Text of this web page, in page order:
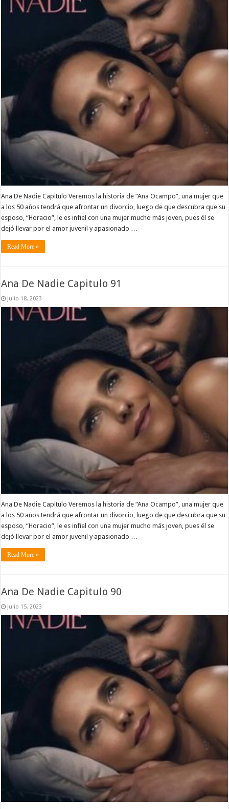
Ana De Nadie Capitulo Veremos la historia de “Ana Ocampo”, una mujer que
a los 50 años tendrá que afrontar un divorcio, luego de que descubra que su
esposo, “Horacio”, le es infiel con una mujer mucho más joven, pues él se
dejó llevar por el amor juvenil y apasionado …
Read More »
Ana De Nadie Capitulo 91
julio 18, 2023
Ana De Nadie Capitulo Veremos la historia de “Ana Ocampo”, una mujer que
a los 50 años tendrá que afrontar un divorcio, luego de que descubra que su
esposo, “Horacio”, le es infiel con una mujer mucho más joven, pues él se
dejó llevar por el amor juvenil y apasionado …
Read More »
Ana De Nadie Capitulo 90
julio 15, 2023